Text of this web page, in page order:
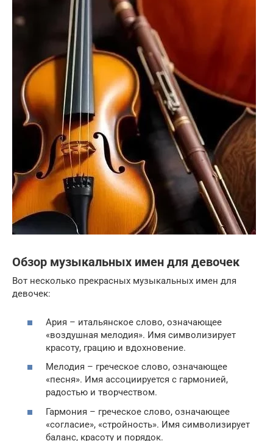
Обзор музыкальных имен для девочек
Вот несколько прекрасных музыкальных имен для
девочек:
Ария – итальянское слово, означающее
«воздушная мелодия». Имя символизирует
красоту, грацию и вдохновение.
Мелодия – греческое слово, означающее
«песня». Имя ассоциируется с гармонией,
радостью и творчеством.
Гармония – греческое слово, означающее
«согласие», «стройность». Имя символизирует
баланс, красоту и порядок.